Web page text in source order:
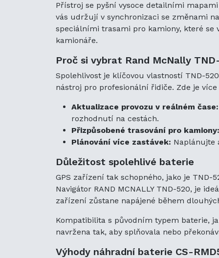
Přístroj se pyšní vysoce detailními
vás udržují v synchronizaci se změnami
speciálními trasami pro kamiony, které
kamionáře.
Proč si vybrat Rand McNally
Spolehlivost je klíčovou vlastností TND-
nástroj pro profesionální řidiče. Zde je
Aktualizace provozu v reálném čase:
rozhodnutí na cestách.
Přizpůsobené trasování pro kamiony:
Plánování více zastávek: Naplánujte
Důležitost spolehlivé baterie
GPS zařízení tak schopného, jako je
Navigátor RAND MCNALLY TND-520, je
zařízení zůstane napájené během
Kompatibilita s původním typem baterie,
navržena tak, aby splňovala nebo
Výhody náhradní baterie CS-